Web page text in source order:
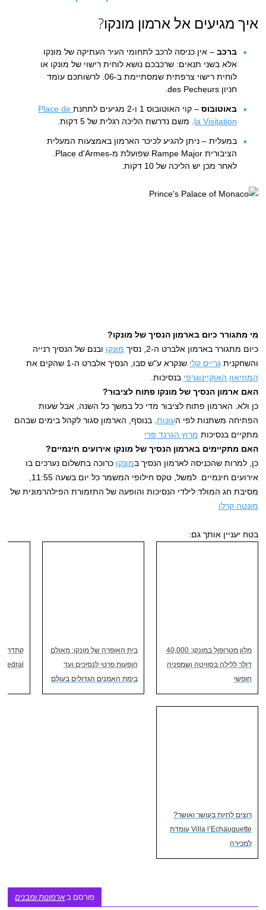
איך מגיעים אל ארמון מונקו?
ברכב– אין כניסה לרכב לתחומי העיר העתיקה של מונקו
אלא בשני תנאים: שרכבכם נושא לוחית רישוי של מונקו או
לוחית רישוי צרפתית שמסתיימת ב-06. לרשותכם עומד
חניון des Pecheurs.
באוטובוס– קוי האוטובוס 1 ו-2 מגיעים לתחנת
Place de
la Visitation . משם נדרשת הליכה רגלית של 5 דקות.
במעלית – ניתן להגיע לכיכר הארמון באמצעות המעלית
לאחר מכן יש הליכה של 10 דקות.
מי מתגורר כיום בארמון הנסיך של מונקו?
כיום מתגורר בארמון אלברט ה-2, נסיך
מונקו ובנם של הנסיך רנייה
והשחקניתגרייס קלי שנקרא ע"ש סבו, הנסיך אלברט ה-1 שהקים את
המוזיאון האוקיינוגרפי בנסיכות.
האם ארמון הנסיך של מונקו פתוח לציבור?
כן ולא. הארמון פתוח לציבור מדי כל במשך כל השנה, אבל שעות
הפתיחה משתנות לפי העונות . בנוסף, הארמון סגור לקהל בימים שבהם
מתקיים בנסיכות מרוץ הגרנד פרי
האם מתקיימים בארמון הנסיך של מונקו אירועים חינמיים?
כן, למרות שהכניסה לארמון הנסיך במונקו כרוכה בתשלום נערכים בו
מסיבת חג המולד לילדי הנסיכות והופעה של התזמורת הפילהרמונית של
מונטה קרלו
בטח יעניין אותך גם:
מלון מטרופול במונקו: 40,000
דולר ללילה בסוויטה ושמפניה
חופשי
בית האופרה של מונקו: מאולם
הופעות פרטי לנסיכים ועד
בימת האמנים הגדולים בעולם
רוצים לחיות בעושר ואושר?
Villa l’Echauguette עומדת
למכירה
פורסם בארמונות ומבנים